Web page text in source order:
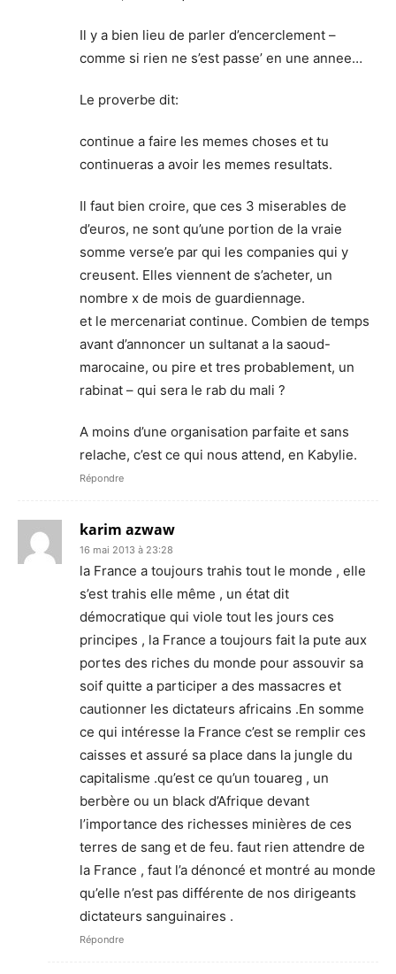
Il y a bien lieu de parler d’encerclement –
comme si rien ne s’est passe’ en une annee…
Le proverbe dit:
continue a faire les memes choses et tu
continueras a avoir les memes resultats.
Il faut bien croire, que ces 3 miserables de
d’euros, ne sont qu’une portion de la vraie
somme verse’e par qui les companies qui y
creusent. Elles viennent de s’acheter, un
nombre x de mois de guardiennage.
et le mercenariat continue. Combien de temps
avant d’annoncer un sultanat a la saoud-
marocaine, ou pire et tres probablement, un
rabinat – qui sera le rab du mali ?
A moins d’une organisation parfaite et sans
relache, c’est ce qui nous attend, en Kabylie.
Répondre
karim azwaw
16 mai 2013 à 23:28
la France a toujours trahis tout le monde , elle
s’est trahis elle même , un état dit
démocratique qui viole tout les jours ces
principes , la France a toujours fait la pute aux
portes des riches du monde pour assouvir sa
soif quitte a participer a des massacres et
cautionner les dictateurs africains .En somme
ce qui intéresse la France c’est se remplir ces
caisses et assuré sa place dans la jungle du
capitalisme .qu’est ce qu’un touareg , un
berbère ou un black d’Afrique devant
l’importance des richesses minières de ces
terres de sang et de feu. faut rien attendre de
la France , faut l’a dénoncé et montré au monde
qu’elle n’est pas différente de nos dirigeants
dictateurs sanguinaires .
Répondre